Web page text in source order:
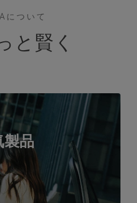
について
と賢く
製品